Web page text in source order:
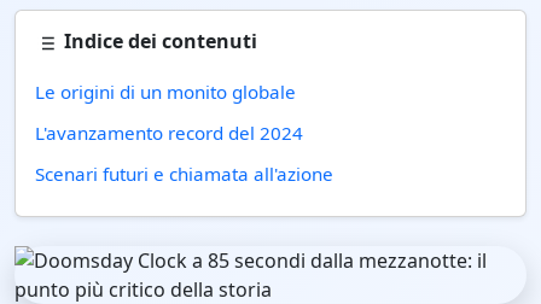
Indice dei contenuti
Le origini di un monito globale
L'avanzamento record del 2024
Scenari futuri e chiamata all'azione